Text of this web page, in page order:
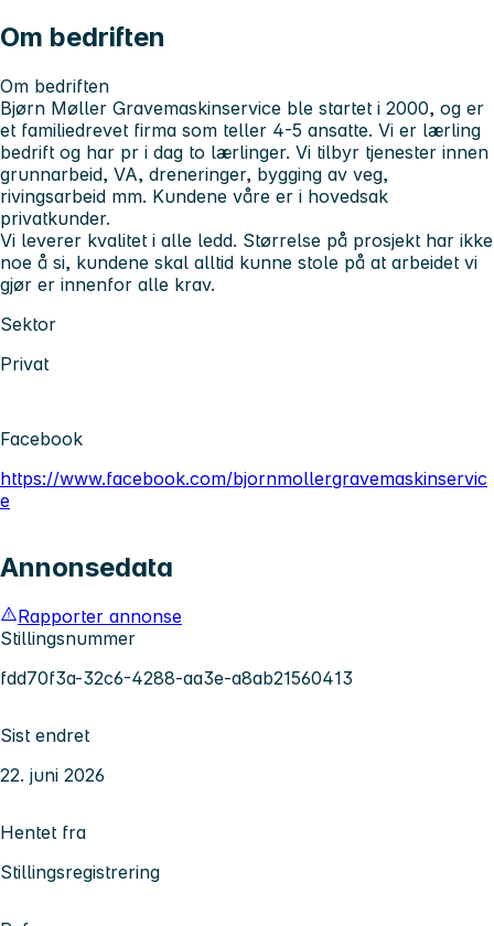
Om bedriften
Om bedriften
Bjørn Møller Gravemaskinservice ble startet i 2000, og er
et familiedrevet firma som teller 4-5 ansatte. Vi er lærling
bedrift og har pr i dag to lærlinger. Vi tilbyr tjenester innen
grunnarbeid, VA, dreneringer, bygging av veg,
rivingsarbeid mm. Kundene våre er i hovedsak
privatkunder.
Vi leverer kvalitet i alle ledd. Størrelse på prosjekt har ikke
noe å si, kundene skal alltid kunne stole på at arbeidet vi
gjør er innenfor alle krav.
Sektor
Privat
Facebook
https://www.facebook.com/bjornmollergravemaskinservic
e
Annonsedata
Rapporter annonse
Stillingsnummer
fdd70f3a-32c6-4288-aa3e-a8ab21560413
Sist endret
22. juni 2026
Hentet fra
Stillingsregistrering